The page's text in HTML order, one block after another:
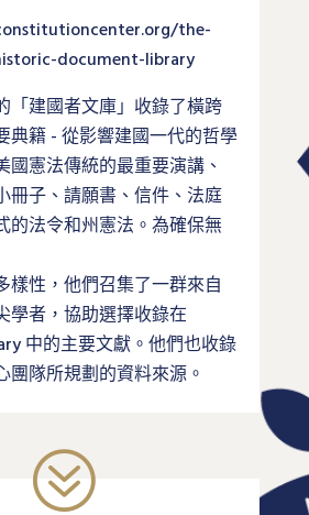
the-
document-library
「建國者文庫」收錄了橫跨
典籍 - 從影響建國一代的哲學
國憲法傳統的最重要演講、
冊子、請願書、信件、法庭
的法令和州憲法。為確保無
樣性，他們召集了一群來自
學者，協助選擇收錄在
中的主要文獻。他們也收錄
團隊所規劃的資料來源。
?